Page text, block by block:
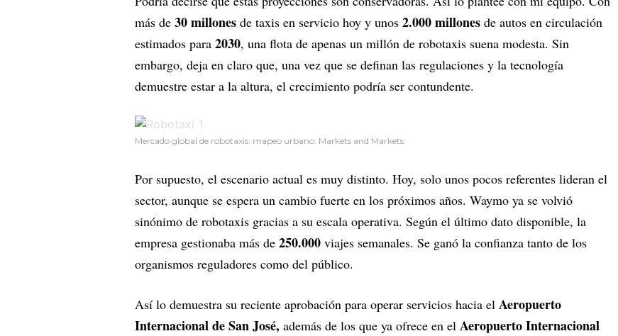
más de 30 millones de taxis en servicio hoy y unos 2.000 millones de autos en circulación
estimados para 2030, una flota de apenas un millón de robotaxis suena modesta. Sin
embargo, deja en claro que, una vez que se definan las regulaciones y la tecnología
demuestre estar a la altura, el crecimiento podría ser contundente.
Mercado global de robotaxis: mapeo urbano. Markets and Markets.
Por supuesto, el escenario actual es muy distinto. Hoy, solo unos pocos referentes lideran el
sector, aunque se espera un cambio fuerte en los próximos años. Waymo ya se volvió
sinónimo de robotaxis gracias a su escala operativa. Según el último dato disponible, la
empresa gestionaba más de 250.000 viajes semanales. Se ganó la confianza tanto de los
organismos reguladores como del público.
Así lo demuestra su reciente aprobación para operar servicios hacia el Aeropuerto
Internacional de San José, además de los que ya ofrece en el Aeropuerto Internacional